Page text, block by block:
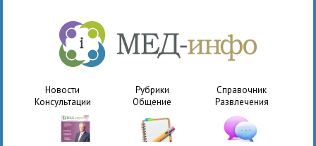
Новости Рубрики
Справочник
Консультации
Общение Развлечения